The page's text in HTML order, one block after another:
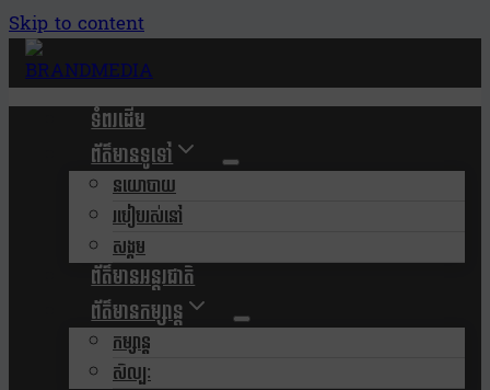
Skip to content
ទំពរដើម
ព័ត៌មានទូទៅ
នយោបាយ
របៀបរស់នៅ
សង្គម
ព័ត៌មានអន្តរជាតិ
ព័ត៌មានកម្សាន្ត
កម្សាន្ត
សិល្បៈ